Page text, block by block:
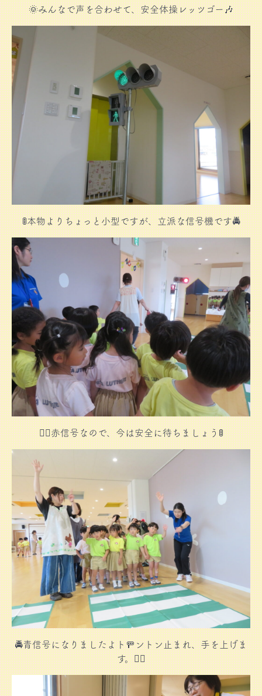
🌞みんなで声を合わせて、安全体操レッツゴー🎶
🚦本物よりちょっと小型ですが、立派な信号機です🚔
👮‍♀️赤信号なので、今は安全に待ちましょう🚦
🚔青信号になりましたよト🚥ントン止まれ、手を上げま
す。👮‍♀️